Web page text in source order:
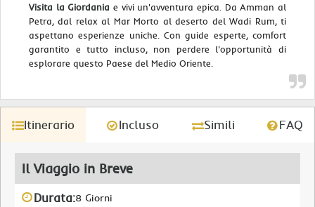
Visita la Giordania e vivi un'avventura epica. Da Amman al
Petra, dal relax al Mar Morto al deserto del Wadi Rum, ti
aspettano esperienze uniche. Con guide esperte, comfort
garantito e tutto incluso, non perdere l'opportunità di
esplorare questo Paese del Medio Oriente.
Itinerario Incluso Simili FAQ
Il Viaggio in Breve
Durata:8 Giorni